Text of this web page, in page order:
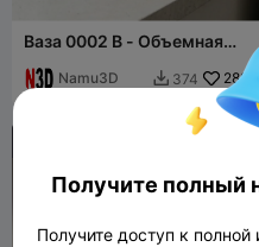
Ваза 0002 B - Объемная
Namu3D  374 288
Получите полный
Получите доступ к